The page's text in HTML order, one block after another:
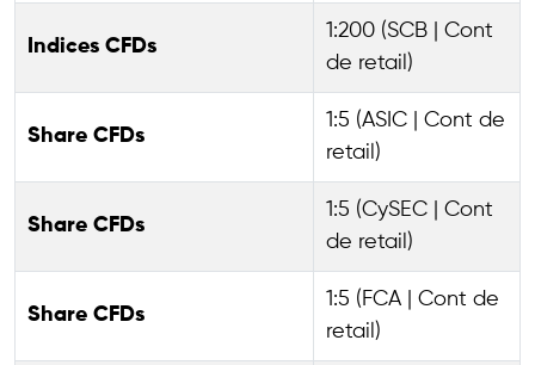
Indices CFDs
1:200 (SCB | Cont
de retail)
Share CFDs
1:5 (ASIC | Cont de
retail)
Share CFDs
1:5 (CySEC | Cont
de retail)
Share CFDs
1:5 (FCA | Cont de
retail)